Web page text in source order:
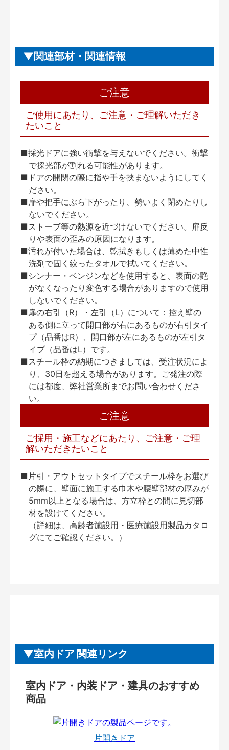
関連部材・関連情報
ご注意
ご使用にあたり、ご注意・ご理解いただき
たいこと
■採光ドアに強い衝撃を与えないでください。衝撃
で採光部が割れる可能性があります。
■ドアの開閉の際に指や手を挟まないようにしてく
ださい。
■扉や把手にぶら下がったり、勢いよく閉めたりし
ないでください。
■ストーブ等の熱源を近づけないでください。扉反
りや表面の歪みの原因になります。
■汚れが付いた場合は、乾拭きもしくは薄めた中性
洗剤で固く絞ったタオルで拭いてください。
■シンナー・ベンジンなどを使用すると、表面の艶
がなくなったり変色する場合がありますので使用
しないでください。
■扉の右引（R）・左引（L）について：控え壁の
ある側に立って開口部が右にあるものが右引タイ
プ（品番はR）、開口部が左にあるものが左引タ
イプ（品番はL）です。
■スチール枠の納期につきましては、受注状況によ
り、30日を超える場合があります。ご発注の際
には都度、弊社営業所までお問い合わせくださ
い。
ご注意
ご採用・施工などにあたり、ご注意・ご理
解いただきたいこと
■片引・アウトセットタイプでスチール枠をお選び
の際に、壁面に施工する巾木や腰壁部材の厚みが
5mm以上となる場合は、方立枠との間に見切部
材を設けてください。
（詳細は、高齢者施設用・医療施設用製品カタロ
グにてご確認ください。）
室内ドア 関連リンク
室内ドア・内装ドア・建具のおすすめ
商品
片開きドア